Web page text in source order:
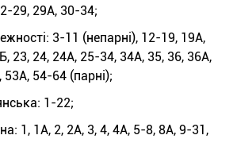
29, 29А, 30-34;
3-11 (непарні), 12-19, 19А,
23, 24, 24А, 25-34, 34А, 35, 36, 36А,
54-64 (парні);
1-22;
1, 1А, 2, 2А, 3, 4, 4А, 5-8, 8А, 9-31,